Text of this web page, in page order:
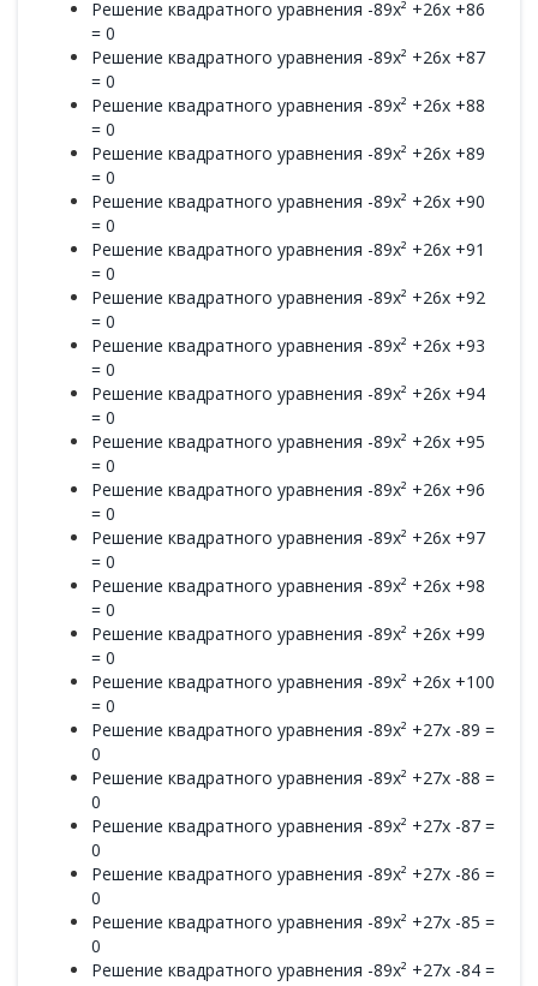
Решение квадратного уравнения -89x² +26x +86
= 0
Решение квадратного уравнения -89x² +26x +87
= 0
Решение квадратного уравнения -89x² +26x +88
= 0
Решение квадратного уравнения -89x² +26x +89
= 0
Решение квадратного уравнения -89x² +26x +90
= 0
Решение квадратного уравнения -89x² +26x +91
= 0
Решение квадратного уравнения -89x² +26x +92
= 0
Решение квадратного уравнения -89x² +26x +93
= 0
Решение квадратного уравнения -89x² +26x +94
= 0
Решение квадратного уравнения -89x² +26x +95
= 0
Решение квадратного уравнения -89x² +26x +96
= 0
Решение квадратного уравнения -89x² +26x +97
= 0
Решение квадратного уравнения -89x² +26x +98
= 0
Решение квадратного уравнения -89x² +26x +99
= 0
Решение квадратного уравнения -89x² +26x +100
= 0
Решение квадратного уравнения -89x² +27x -89 =
0
Решение квадратного уравнения -89x² +27x -88 =
0
Решение квадратного уравнения -89x² +27x -87 =
0
Решение квадратного уравнения -89x² +27x -86 =
0
Решение квадратного уравнения -89x² +27x -85 =
0
Решение квадратного уравнения -89x² +27x -84 =